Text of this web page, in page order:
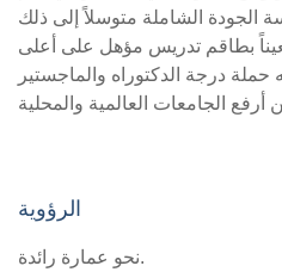
الجودة الشاملة متوسلاً إلى ذلك
بطاقم تدريس مؤهل على أعلى
درجة الدكتوراه والماجستير
الرؤوية
نحو عمارة رائدة.